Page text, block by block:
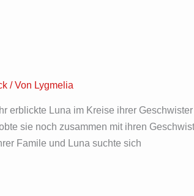
/ Von Lygmelia
erblickte Luna im Kreise ihrer
sie noch zusammen mit ihren
Famile und Luna suchte sich